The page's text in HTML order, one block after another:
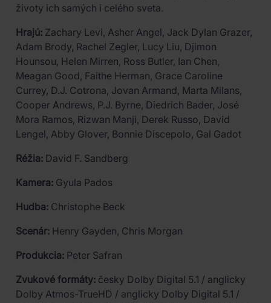
životy ich samých i celého sveta.
Hrajú: Zachary Levi, Asher Angel, Jack Dylan Grazer,
Adam Brody, Rachel Zegler, Lucy Liu, Djimon
Hounsou, Helen Mirren, Ross Butler, Ian Chen,
Meagan Good, Faithe Herman, Grace Caroline
Currey, D.J. Cotrona, Jovan Armand, Marta Milans,
Cooper Andrews, P.J. Byrne, Diedrich Bader, José
Mora Ramos, Rizwan Manji, Derek Russo, David
Lengel, Abby Glover, Bonnie Discepolo, Gal Gadot
Réžia: David F. Sandberg
Kamera: Gyula Pados
Hudba: Christophe Beck
Scenár: Henry Gayden, Chris Morgan
Produkcia: Peter Safran
Zvukové formáty: česky Dolby Digital 5.1 / anglicky
Dolby Atmos-TrueHD / anglicky Dolby Digital 5.1 /